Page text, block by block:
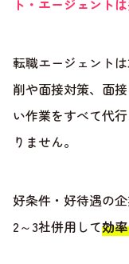
転職エージェント
削や面接対策、面
い作業をすべて代
りません。
好条件・好待遇の
2～3社併用して効